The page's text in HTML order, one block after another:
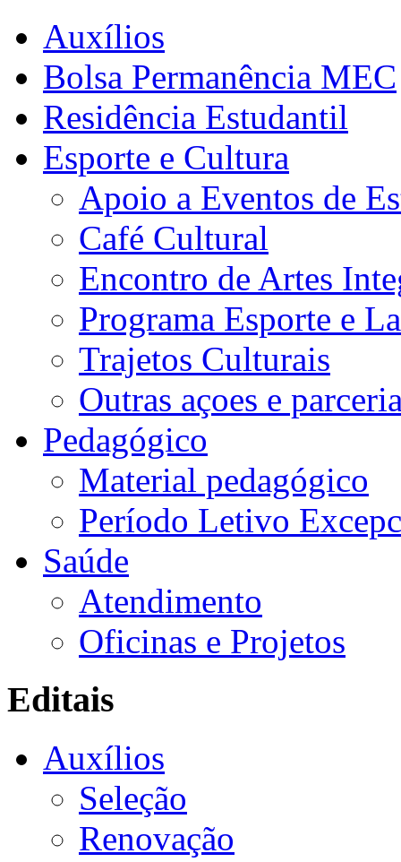
Auxílios
Bolsa Permanência MEC
Residência Estudantil
Esporte e Cultura
Apoio a Eventos de
Café Cultural
Encontro de Artes
Programa Esporte e
Trajetos Culturais
Outras açoes e
Pedagógico
Material pedagógico
Período Letivo
Saúde
Atendimento
Oficinas e Projetos
Editais
Auxílios
Seleção
Renovação